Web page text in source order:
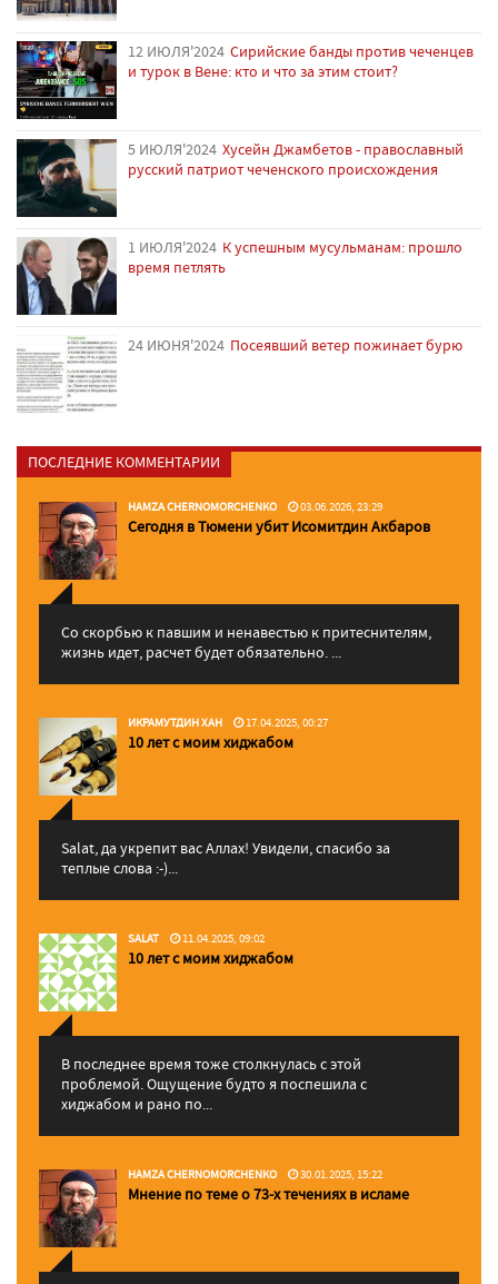
12 ИЮЛЯ'2024 Сирийские банды против чеченцев
и турок в Вене: кто и что за этим стоит?
5 ИЮЛЯ'2024 Хусейн Джамбетов - православный
русский патриот чеченского происхождения
1 ИЮЛЯ'2024 К успешным мусульманам: прошло
время петлять
24 ИЮНЯ'2024 Посеявший ветер пожинает бурю
ПОСЛЕДНИЕ КОММЕНТАРИИ
HAMZA CHERNOMORCHENKO 03.06.2026, 23:29
Сегодня в Тюмени убит Исомитдин Акбаров
Со скорбью к павшим и ненавестью к притеснителям,
жизнь идет, расчет будет обязательно. ...
ИКРАМУТДИН ХАН 17.04.2025, 00:27
10 лет с моим хиджабом
Salat, да укрепит вас Аллаx! Увидели, спасибо за
теплые слова :-)...
SALAT 11.04.2025, 09:02
10 лет с моим хиджабом
В последнее время тоже столкнулась с этой
проблемой. Ощущение будто я поспешила с
хиджабом и рано по...
HAMZA CHERNOMORCHENKO 30.01.2025, 15:22
Мнение по теме о 73-х течениях в исламе